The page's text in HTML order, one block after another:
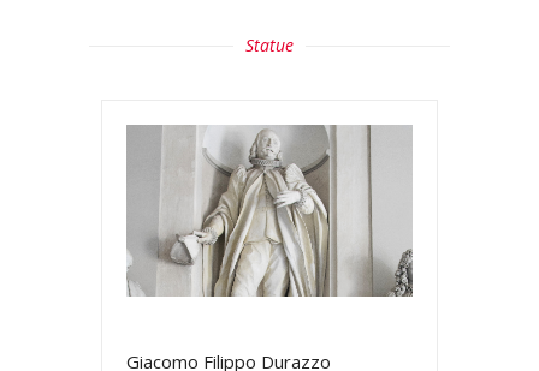
Statue
Giacomo Filippo Durazzo